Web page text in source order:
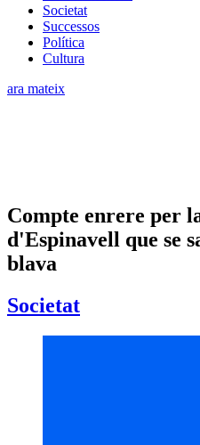
Societat
Successos
Política
Cultura
ara mateix
Compte enrere per
d'Espinavell que se
blava
Societat